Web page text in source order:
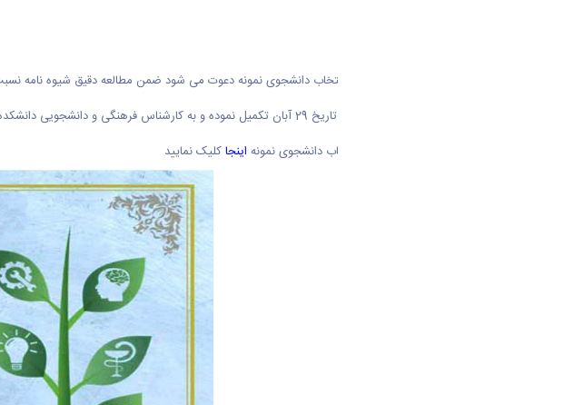
از دانشجویان دارای شرایط شرکت در انتخاب دانشجوی نمونه دعوت می شود ضمن مطالعه دقیق شیوه نامه نسبت
خواهشمند است فرم های مربوطه را تا تاریخ 29 آبان تکمیل نموده و به کارشناس فرهنگی و دانشجویی دانشکده تحویل نمایید.
جهت مشاهده راهنمای شیوه نامه انتخاب دانشجوی نمونه اینجاکلیک نمایید